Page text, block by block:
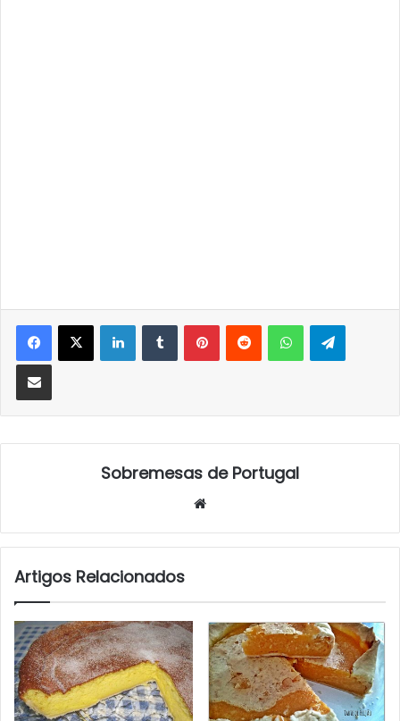
LinkedInTumblrPinterestReddit WhatsApp
Partilhar Via Email
Sobremesas de Portugal
Artigos Relacionados